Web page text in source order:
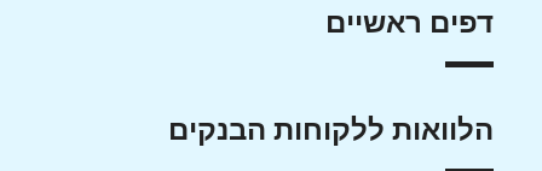
דפים ראשיים
הלוואות ללקוחות הבנקים